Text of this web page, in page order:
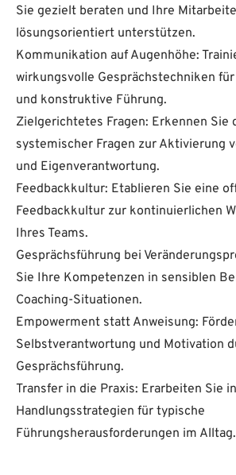
Sie gezielt beraten und Ihre
lösungsorientiert unterstützen.
Kommunikation auf Augenhöhe:
wirkungsvolle Gesprächstechniken
und konstruktive Führung.
Zielgerichtetes Fragen: Erkennen Sie
systemischer Fragen zur Aktivierung
und Eigenverantwortung.
Feedbackkultur: Etablieren Sie eine
Feedbackkultur zur kontinuierlichen
Ihres Teams.
Gesprächsführung bei
Sie Ihre Kompetenzen in sensiblen
Coaching-Situationen.
Empowerment statt Anweisung:
Selbstverantwortung und Motivation
Gesprächsführung.
Transfer in die Praxis: Erarbeiten Sie
Handlungsstrategien für typische
Führungsherausforderungen im Alltag.